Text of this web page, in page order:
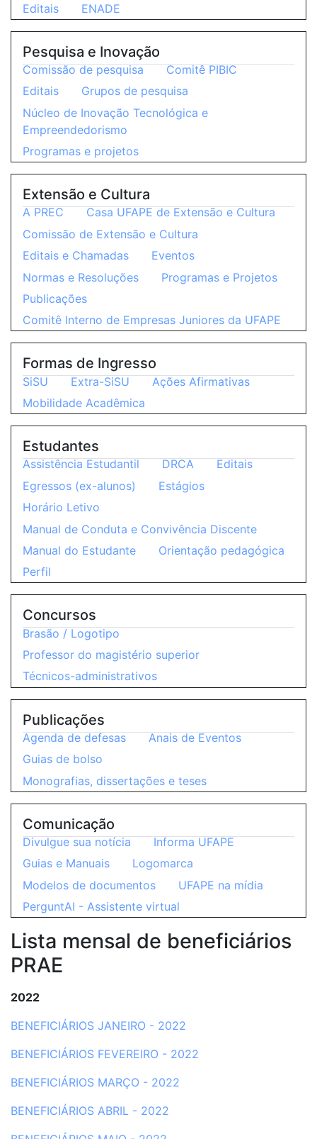
Lista mensal de beneficiários
PRAE
2022
BENEFICIÁRIOS JANEIRO - 2022
BENEFICIÁRIOS FEVEREIRO - 2022
BENEFICIÁRIOS MARÇO - 2022
BENEFICIÁRIOS ABRIL - 2022
Editais
ENADE
Pesquisa e Inovação
Comissão de pesquisa
Comitê PIBIC
Editais
Grupos de pesquisa
Núcleo de Inovação Tecnológica e
Empreendedorismo
Programas e projetos
Extensão e Cultura
A PREC
Casa UFAPE de Extensão e Cultura
Comissão de Extensão e Cultura
Editais e Chamadas
Eventos
Normas e Resoluções
Programas e Projetos
Publicações
Comitê Interno de Empresas Juniores da UFAPE
Formas de Ingresso
SiSU Extra-SiSU
Ações Afirmativas
Mobilidade Acadêmica
Estudantes
Assistência Estudantil DRCA
Editais
Egressos (ex-alunos)
Estágios
Horário Letivo
Manual de Conduta e Convivência Discente
Manual do Estudante
Orientação pedagógica
Perfil
Concursos
Brasão / Logotipo
Professor do magistério superior
Técnicos-administrativos
Publicações
Agenda de defesas
Anais de Eventos
Guias de bolso
Monografias, dissertações e teses
Comunicação
Divulgue sua notícia
Informa UFAPE
Guias e Manuais
Logomarca
Modelos de documentos
UFAPE na mídia
PerguntAI - Assistente virtual